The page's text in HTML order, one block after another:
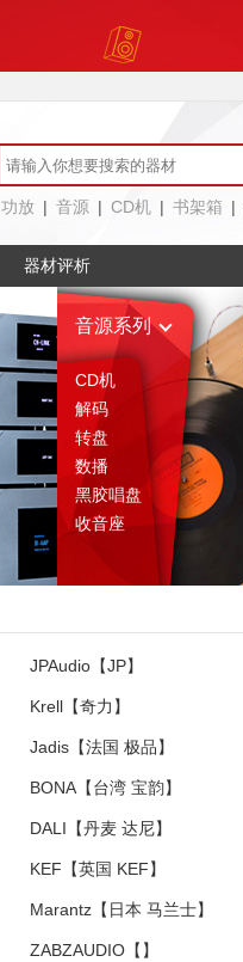
功放 | 音源 | CD机 | 书架箱 |
器材评析
音源系列
CD机
解码
转盘
数播
黑胶唱盘
收音座
JPAudio【JP】
Krell【奇力】
Jadis【法国 极品】
BONA【台湾 宝韵】
DALI【丹麦 达尼】
KEF【英国 KEF】
Marantz【日本 马兰士】
ZABZAUDIO【】